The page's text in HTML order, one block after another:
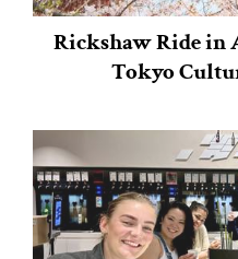
Rickshaw Ride in
Tokyo